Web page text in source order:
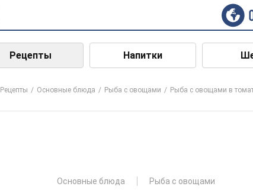
Рецепты Напитки
Рецепты Основные блюда Рыба с овощами Рыба с овощами в
Основные блюда Рыба с овощами